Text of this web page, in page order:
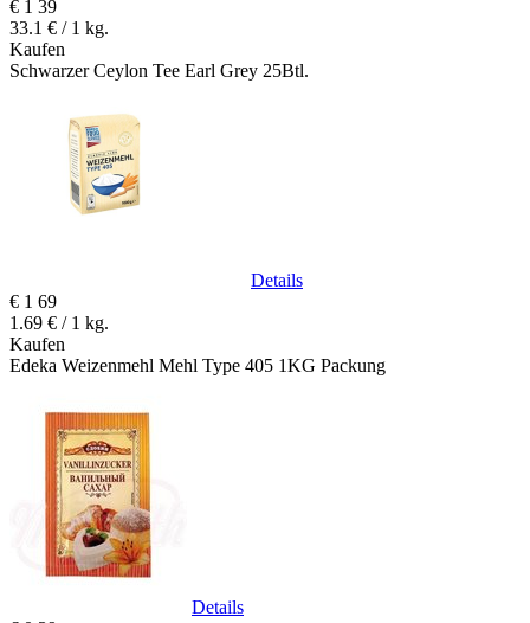
€ 1 39
33.1 € / 1 kg.
Kaufen
Schwarzer Ceylon Tee Earl Grey 25Btl.
Details
€ 1 69
1.69 € / 1 kg.
Kaufen
Edeka Weizenmehl Mehl Type 405 1KG Packung
Details